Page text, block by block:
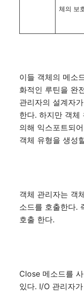
체의 보
이들 객체의 메소
화적인 루틴을 완
관리자의 설계자
한다. 하지만 객체
의해 익스포트되
객체 유형을 생성
객체 관리자는 객
소드를 호출한다.
호출 한다.
Close 메소드를
있다. I/O 관리자